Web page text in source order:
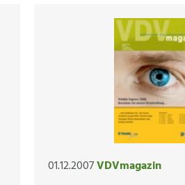
01.12.2007VDVmagazin